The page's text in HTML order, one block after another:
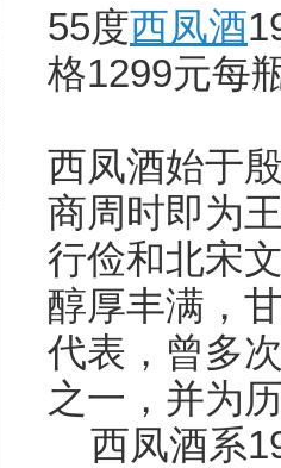
55度西凤酒
格1299元每
西凤酒始于
商周时即为
行俭和北宋
醇厚丰满，
代表，曾多
之一，并为
西凤酒系